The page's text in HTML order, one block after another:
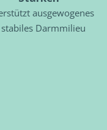
ausgewogenes
Darmmilieu